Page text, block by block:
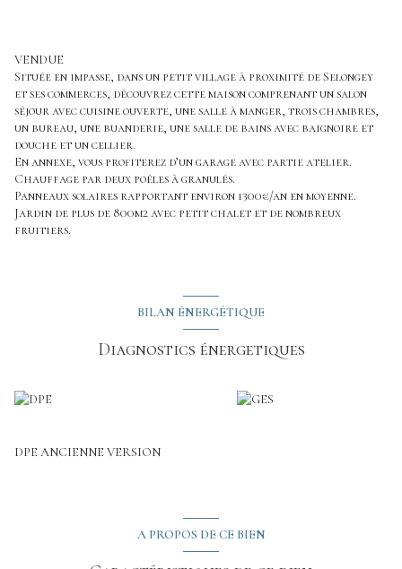
VENDUE
Située en impasse, dans un petit village à proximité de Selongey
et ses commerces, découvrez cette maison comprenant un salon
séjour avec cuisine ouverte, une salle à manger, trois chambres,
un bureau, une buanderie, une salle de bains avec baignoire et
douche et un cellier.
En annexe, vous profiterez d’un garage avec partie atelier.
Chauffage par deux poêles à granulés.
Panneaux solaires rapportant environ 1300€/an en moyenne.
Jardin de plus de 800m2 avec petit chalet et de nombreux
fruitiers.
BILAN ÉNERGÉTIQUE
Diagnostics énergetiques
DPE ANCIENNE VERSION
A PROPOS DE CE BIEN